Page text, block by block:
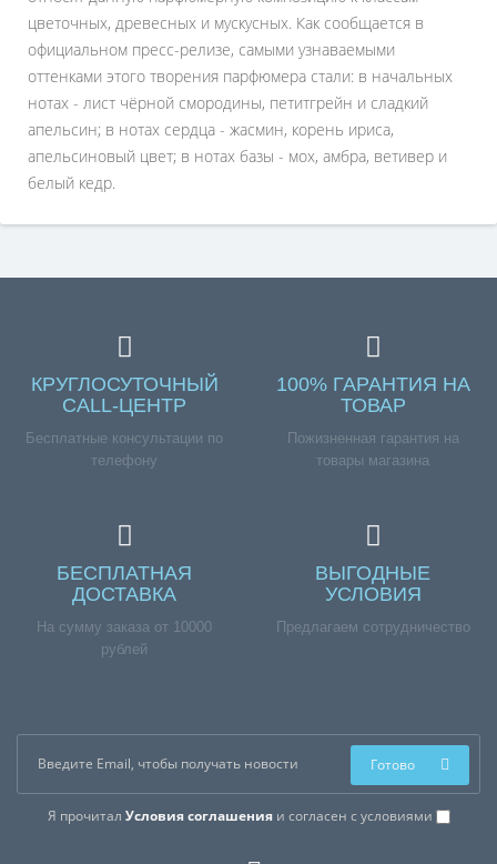
цветочных, древесных и мускусных. Как сообщается в
официальном пресс-релизе, самыми узнаваемыми
оттенками этого творения парфюмера стали: в начальных
нотах - лист чёрной смородины, петитгрейн и сладкий
апельсин; в нотах сердца - жасмин, корень ириса,
апельсиновый цвет; в нотах базы - мох, амбра, ветивер и
белый кедр.
КРУГЛОСУТОЧНЫЙ
CALL-ЦЕНТР
Бесплатные консультации по
телефону
100% ГАРАНТИЯ НА
ТОВАР
Пожизненная гарантия на
товары магазина
БЕСПЛАТНАЯ
ДОСТАВКА
На сумму заказа от 10000
рублей
ВЫГОДНЫЕ
УСЛОВИЯ
Предлагаем сотрудничество
Я прочитал Условия соглашенияи согласен с условиями
Готово